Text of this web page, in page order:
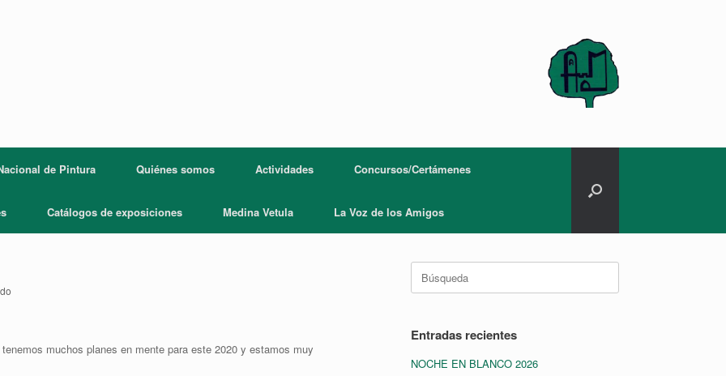
de Pintura Quiénes somos Actividades Concursos/Certámenes
Catálogos de exposiciones Medina Vetula La Voz de los Amigos
muchos planes en mente para este 2020 y estamos muy
Buscar:
Entradas recientes
NOCHE EN BLANCO 2026